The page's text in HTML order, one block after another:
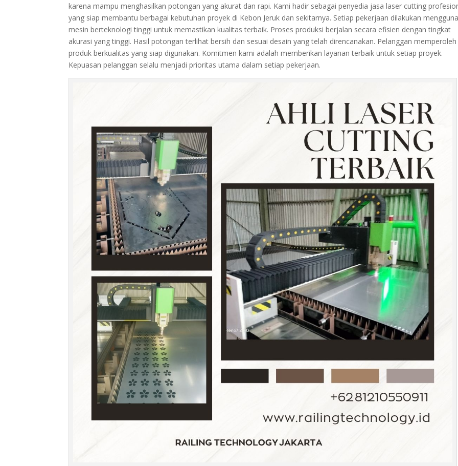
karena mampu menghasilkan potongan yang akurat dan rapi. Kami hadir sebagai penyedia jasa laser cutting
yang siap membantu berbagai kebutuhan proyek di Kebon Jeruk dan sekitarnya. Setiap pekerjaan dilakukan
mesin berteknologi tinggi untuk memastikan kualitas terbaik. Proses produksi berjalan secara efisien dengan tingkat
akurasi yang tinggi. Hasil potongan terlihat bersih dan sesuai desain yang telah direncanakan. Pelanggan memperoleh
produk berkualitas yang siap digunakan. Komitmen kami adalah memberikan layanan terbaik untuk setiap proyek.
Kepuasan pelanggan selalu menjadi prioritas utama dalam setiap pekerjaan.